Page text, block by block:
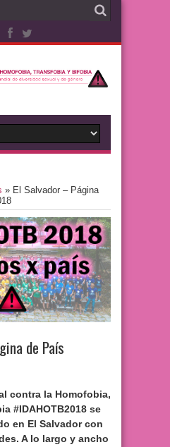
» El Salvador – Página
de País
contra la Homofobia,
#IDAHOTB2018 se
en El Salvador con
A lo largo y ancho